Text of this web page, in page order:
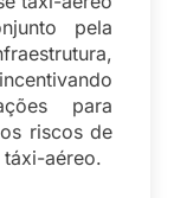
pela
para
riscos de
aéreo.